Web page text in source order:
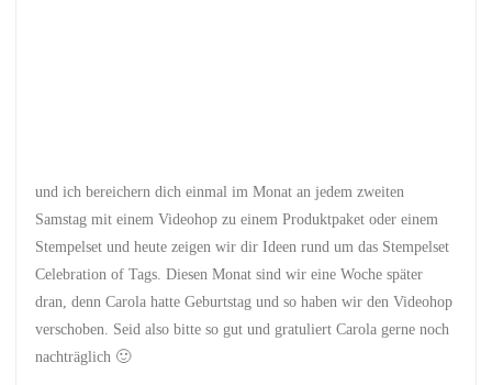
und ich bereichern dich einmal im Monat an jedem zweiten
Samstag mit einem Videohop zu einem Produktpaket oder einem
Stempelset und heute zeigen wir dir Ideen rund um das Stempelset
Celebration of Tags. Diesen Monat sind wir eine Woche später
dran, denn Carola hatte Geburtstag und so haben wir den Videohop
verschoben. Seid also bitte so gut und gratuliert Carola gerne noch
nachträglich 🙂